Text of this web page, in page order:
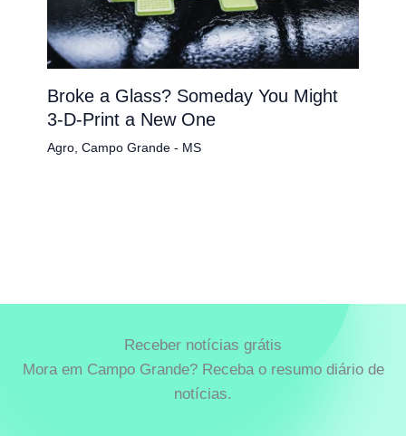
Broke a Glass? Someday You Might
3-D-Print a New One
Agro, Campo Grande - MS
Receber notícias grátis
Mora em Campo Grande? Receba o resumo diário de
notícias.